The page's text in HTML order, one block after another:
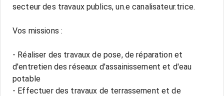
secteur des travaux publics, un.e canalisateur.trice.
Vos missions :
- Réaliser des travaux de pose, de réparation et
d'entretien des réseaux d'assainissement et d'eau
potable
- Effectuer des travaux de terrassement et de